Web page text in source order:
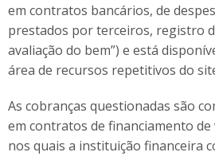
em contratos bancários, de
prestados por terceiros, registro
avaliação do bem”) e está
área de recursos repetitivos do
As cobranças questionadas são
em contratos de financiamento de
nos quais a instituição financeira